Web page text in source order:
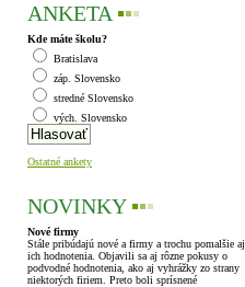
ANKETA ▪▪▪
Kde máte školu?
Bratislava
záp. Slovensko
stredné Slovensko
vých. Slovensko
Ostatné ankety
NOVINKY ▪▪▪
Nové firmy
Stále pribúdajú nové a firmy a trochu pomalšie aj
ich hodnotenia. Objavili sa aj rôzne pokusy o
podvodné hodnotenia, ako aj vyhrážky zo strany
niektorých firiem. Preto boli sprísnené